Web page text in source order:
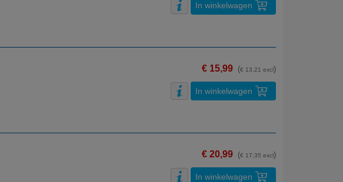
In winkelwagen
€ 15,99 (€ 13,21 excl)
In winkelwagen
€ 20,99 (€ 17,35 excl)
In winkelwagen